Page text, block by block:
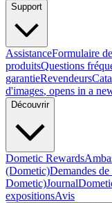
Support
AssistanceFormulaire
produitsQuestions
garantieRevendeurs
d'images, opens in a
Découvrir
Dometic Rewards
(Dometic)Demandes
Dometic)Journal
expositionsAvis